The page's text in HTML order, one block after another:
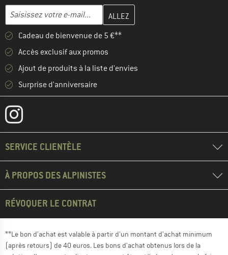
Adresse e-mail
Entrez votre adresse e-mail ici et créez votre compte client à la
Cadeau de bienvenue de 5 €**
Accès exclusif aux promos
Ajout de produits à la liste d'envies
Surprise d'anniversaire
SERVICE CLIENTÈLE
À PROPOS DES ALPINISTES
RÉVOQUER LE CONTRAT
**Le bon d'achat est valable à partir d'un montant d'achat minimum
(après retours) de 40 euros. Les bons d'achat obtenus lors de la